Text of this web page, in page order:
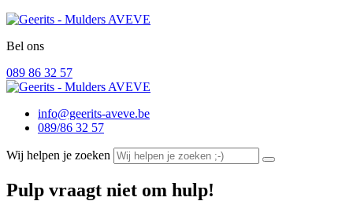
Bel ons
089 86 32 57
info@geerits-aveve.be
089/86 32 57
Wij helpen je zoeken
Pulp vraagt niet om hulp!